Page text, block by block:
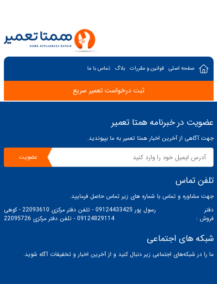
صفحه اصلی قوانین و مقررات بلاگ تماس با ما
ثبت درخواست تعمیر سریع
عضویت در خبرنامه همتا تعمیر
جهت آگاهی از آخرین اخبار همتا تعمیر به ما بپیوندید.
عضویت
تلفن تماس
جهت مشاوره و تماس با شماره های زیر تماس حاصل فرمایید.
دفتر
فروش :
رسول پور 09124433425 - تلفن دفتر مرکزی 22093610 - کوهی
09124829114 - تلفن دفتر مرکزی 22095726
شبکه های اجتماعی
ما را در شبکه‌های اجتماعی زیر دنبال کنید و از آخرین اخبار و تخفیفات آگاه شوید.